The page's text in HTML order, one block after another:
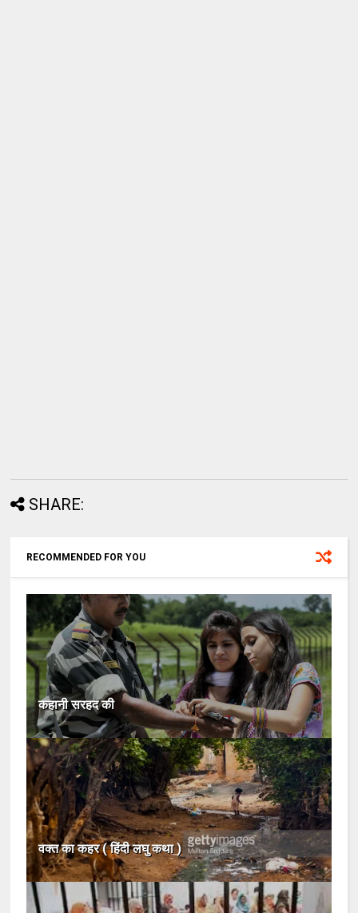
SHARE:
RECOMMENDED FOR YOU
कहानी सरहद की
वक्त का कहर ( हिंदी लघु कथा )